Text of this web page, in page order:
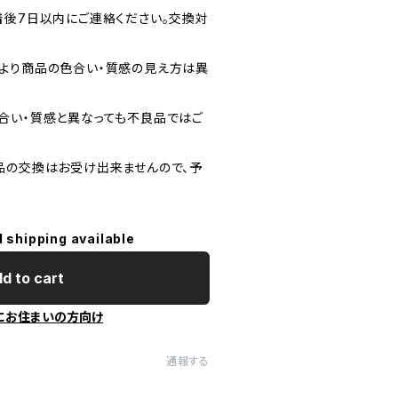
7日以内にご連絡ください。交換対
り商品の色合い・質感の見え方は異
い・質感と異なっても不良品ではご
の交換はお受け出来ませんので、予
shipping available
to cart
お住まいの方向け
通報する